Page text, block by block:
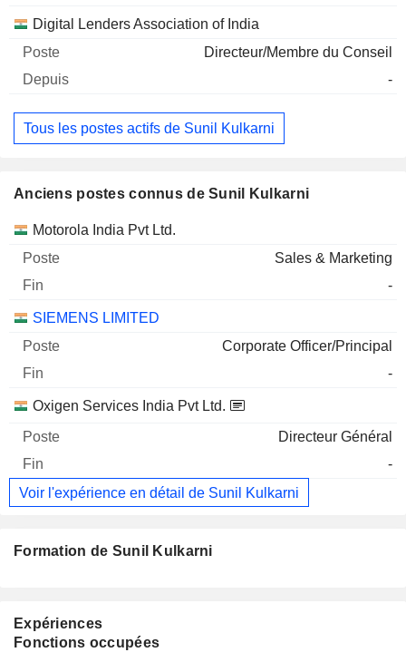
Digital Lenders Association of India
Directeur/Membre du Conseil
-
Tous les postes actifs de Sunil Kulkarni
Anciens postes connus de Sunil Kulkarni
Sociétés Poste Fin
Motorola India Pvt Ltd.
Sales & Marketing
-
SIEMENS LIMITED
Corporate Officer/Principal
-
Oxigen Services India Pvt Ltd.
Directeur Général
-
Voir l'expérience en détail de Sunil Kulkarni
Formation de Sunil Kulkarni
Expériences
Fonctions occupées